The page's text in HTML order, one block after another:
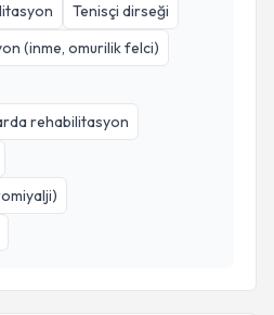
Tenisçi dirseği
(inme, omurilik felci)
rehabilitasyon